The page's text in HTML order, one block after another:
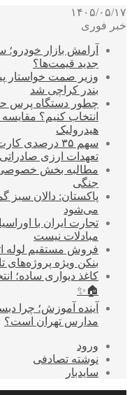
۱۴۰۵/۰۵/۱۷
خبر فوری
آرامش بازار
جدید قیمت‌ها؟
وزیر صمت خواستار
بندر کراچی شد
چطور دستگاه پرس
انتخاب کنیم؟
هیدرولیک
سهم ۳۵ درصدی
تعهدات ارزی صادراتی
مطالبه بخش خصوصی
جنگی
پاکستان: دالان سبز
می‌شود
تجارت ایران با
مبادلات نیست
فروش مستقیم لوله
بنکن ویژه پروژه‌های
کاغذ دیواری ساده؛
🏠✨
آینده آموزش؛ چرا
مدارس تهران است؟
ورود
نوشته تصادفی
سایدبار